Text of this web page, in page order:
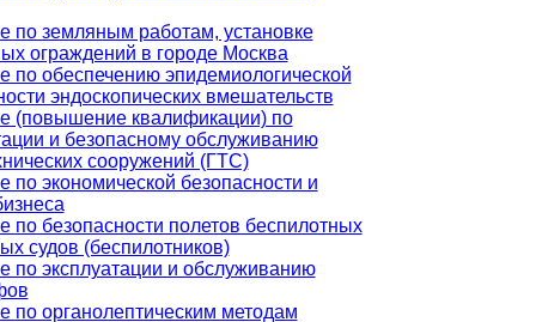
по земляным работам, установке
ограждений в городе Москва
по обеспечению эпидемиологической
эндоскопических вмешательств
(повышение квалификации) по
и безопасному обслуживанию
сооружений (ГТС)
по экономической безопасности и
по безопасности полетов беспилотных
судов (беспилотников)
по эксплуатации и обслуживанию
по органолептическим методам